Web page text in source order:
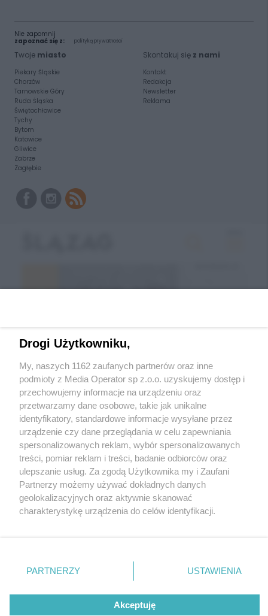
Nie zapomnij
zapoznać się z:
polityką prywatności
Twoje miasto
Piekary Śląskie
Chorzów
Tarnowskie Góry
Ruda Śląska
Świętochłowice
Tychy
Bytom
Katowice
Gliwice
Zabrze
Zagłębie
Skontakuj się z nami
Kontakt
Redakcja
Newsletter
Reklama
Wróć do strony głównej
ślązag.pl
0%
Drogi Użytkowniku,
My, naszych 1162 zaufanych partnerów oraz inne
podmioty z Media Operator sp z.o.o. uzyskujemy dostęp i
przechowujemy informacje na urządzeniu oraz
przetwarzamy dane osobowe, takie jak unikalne
identyfikatory, standardowe informacje wysyłane przez
urządzenie czy dane przeglądania w celu zapewniania
spersonalizowanych reklam, wybór spersonalizowanych
treści, pomiar reklam i treści, badanie odbiorców oraz
ulepszanie usług. Za zgodą Użytkownika my i Zaufani
Partnerzy możemy używać dokładnych danych
geolokalizacyjnych oraz aktywnie skanować
charakterystykę urządzenia do celów identyfikacji.
zmienić/wycofać klikając przycisk ustawień prywatności
znajdujący się w lewym dolnym rogu strony
rodzaje przetwarzania danych nie wymagają zgody
użytkownika, ale masz prawo sprzeciwić się takiemu
PARTNERZY USTAWIENIA
Akceptuję